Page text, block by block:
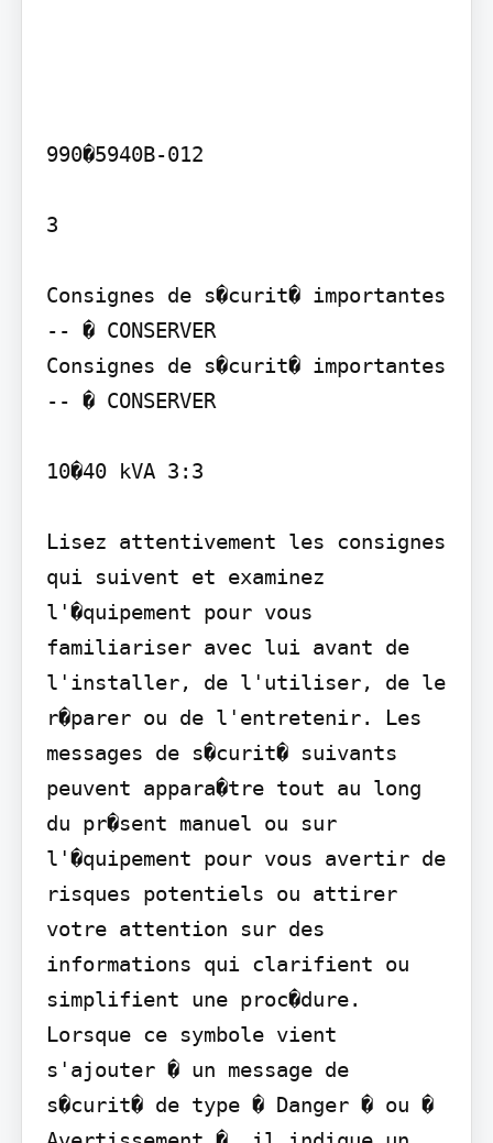
990�5940B-012
3
Consignes de s�curit� importantes
-- � CONSERVER
Consignes de s�curit� importantes
-- � CONSERVER
10�40 kVA 3:3
Lisez attentivement les consignes
qui suivent et examinez
l'�quipement pour vous
familiariser avec lui avant de
l'installer, de l'utiliser, de le
r�parer ou de l'entretenir. Les
messages de s�curit� suivants
peuvent appara�tre tout au long
du pr�sent manuel ou sur
l'�quipement pour vous avertir de
risques potentiels ou attirer
votre attention sur des
informations qui clarifient ou
simplifient une proc�dure.
Lorsque ce symbole vient
s'ajouter � un message de
s�curit� de type � Danger � ou �